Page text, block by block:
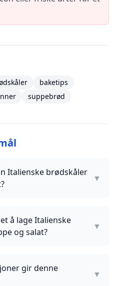
baketips
suppebrød
Italienske brødskåler
▼
å lage Italienske
og salat?
▼
gir denne
▼